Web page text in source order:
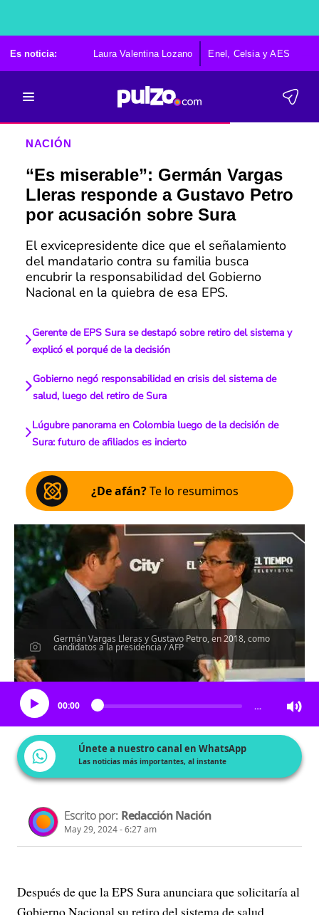
Es noticia: Laura Valentina Lozano Enel, Celsia y AES
NACIÓN
“Es miserable”: Germán Vargas
Lleras responde a Gustavo Petro
por acusación sobre Sura
El exvicepresidente dice que el señalamiento
del mandatario contra su familia busca
encubrir la responsabilidad del Gobierno
Nacional en la quiebra de esa EPS.
Gerente de EPS Sura se destapó sobre retiro del sistema y
explicó el porqué de la decisión
Gobierno negó responsabilidad en crisis del sistema de
salud, luego del retiro de Sura
Lúgubre panorama en Colombia luego de la decisión de
Sura: futuro de afiliados es incierto
¿De afán?Te lo resumimos
Germán Vargas Lleras y Gustavo Petro, en 2018, como
candidatos a la presidencia / AFP
Escucha el artículo
00:00 …
Únete a nuestro canal en WhatsApp
Las noticias más importantes, al instante
Escrito por: Redacción Nación
May 29, 2024 - 6:27 am
Después de que la EPS Sura anunciara que solicitaría al
Gobierno Nacional su retiro del sistema de salud,